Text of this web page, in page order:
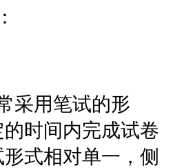
用笔试的形
时间内完成试卷
形式相对单一，侧